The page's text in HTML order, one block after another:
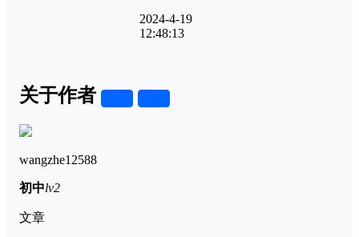
2024-4-19
12:48:13
关于作者
wangzhe12588
初中lv2
文章